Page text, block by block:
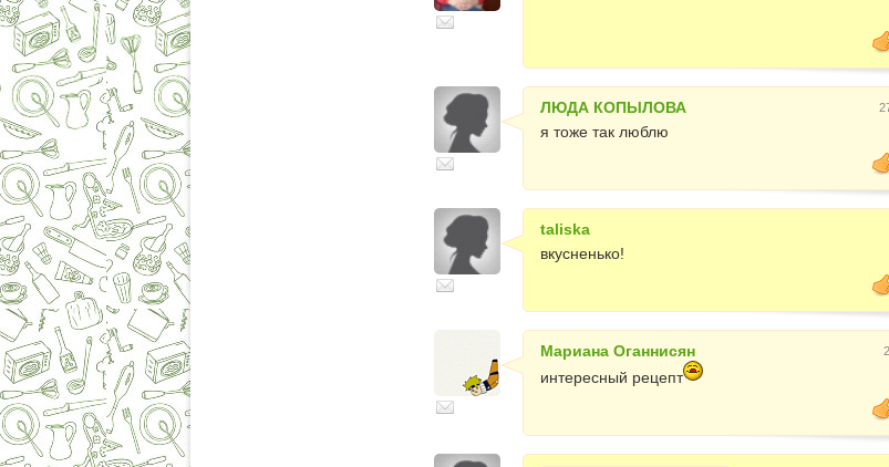
ЛЮДА КОПЫЛОВА
я тоже так люблю
taliska
вкусненько!
Мариана Оганнисян
интересный рецепт